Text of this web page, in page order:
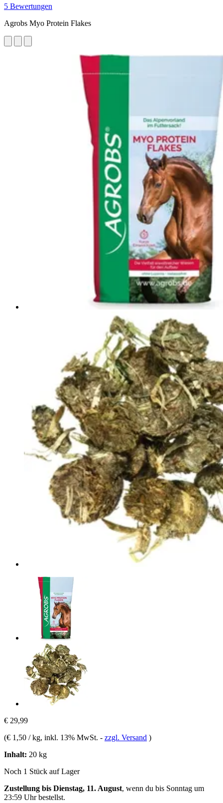
5 Bewertungen
Agrobs Myo Protein Flakes
€ 29,99
(€ 1,50 / kg, inkl. 13% MwSt. - zzgl. Versand )
Inhalt: 20 kg
Noch 1 Stück auf Lager
Zustellung bis Dienstag, 11. August, wenn du bis Sonntag um
23:59 Uhrbestellst.